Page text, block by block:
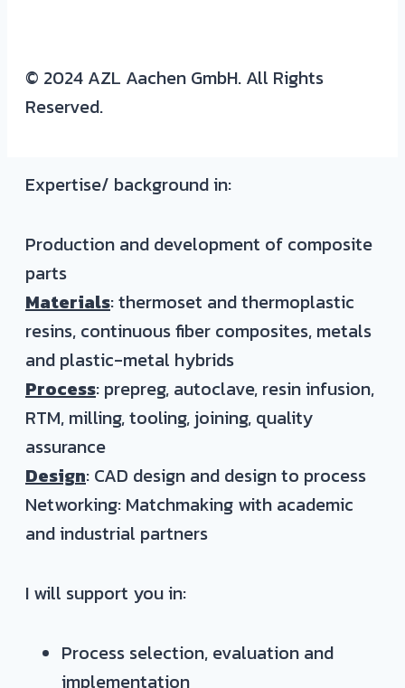
© 2024 AZL Aachen GmbH. All Rights
Reserved.
Expertise/ background in:
Production and development of composite
parts
Materials: thermoset and thermoplastic
resins, continuous fiber composites, metals
and plastic-metal hybrids
Process: prepreg, autoclave, resin infusion,
RTM, milling, tooling, joining, quality
assurance
Design: CAD design and design to process
Networking: Matchmaking with academic
and industrial partners
I will support you in:
Process selection, evaluation and
implementation